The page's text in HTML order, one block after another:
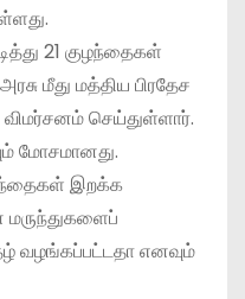
21 குழந்தைகள்
மீது மத்திய பிரதேச
விமர்சனம் செய்துள்ளார்.
மோசமானது.
இறக்க
மருந்துகளைப்
வழங்கப்பட்டதா எனவும்